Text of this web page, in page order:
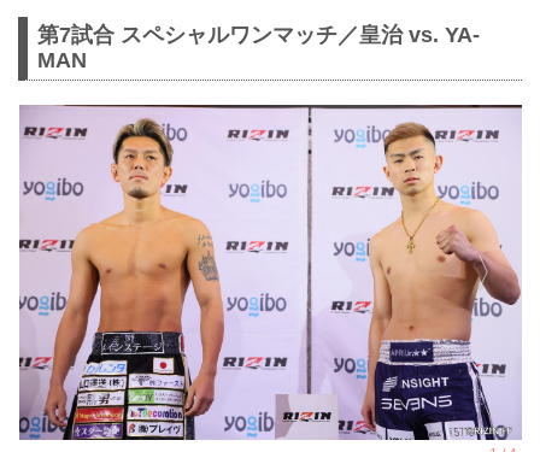
第7試合 スペシャルワンマッチ／皇治 vs. YA-
MAN